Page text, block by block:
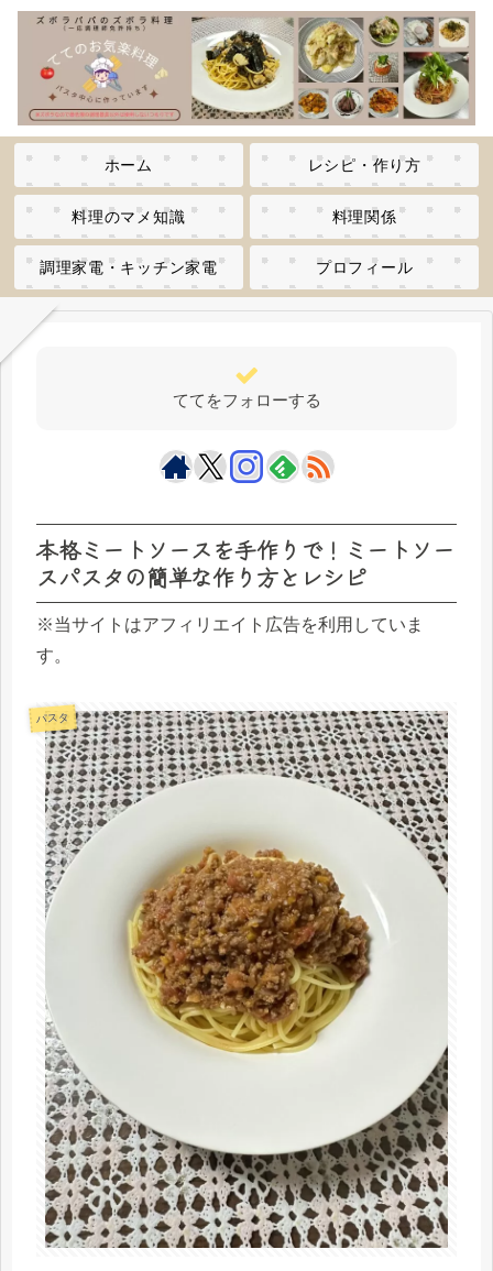
ホーム レシピ・作り方
料理のマメ知識 料理関係
調理家電・キッチン家電 プロフィール
ててをフォローする
本格ミートソースを手作りで！ミートソー
スパスタの簡単な作り方とレシピ
※当サイトはアフィリエイト広告を利用していま
す。
パスタ